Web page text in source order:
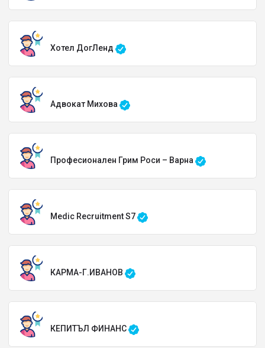
Хотел ДогЛенд
Адвокат Михова
Професионален Грим Роси – Варна
Medic Recruitment S7
КАРМА-Г.ИВАНОВ
КЕПИТЪЛ ФИНАНС